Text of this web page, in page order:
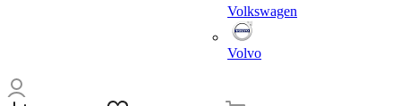
Volkswagen
Volvo